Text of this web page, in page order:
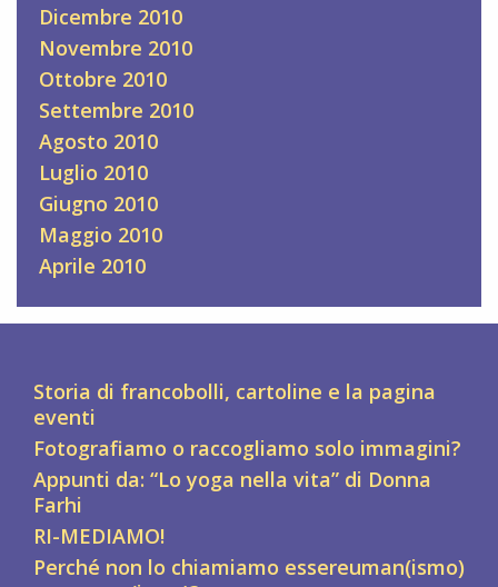
Dicembre 2010
Novembre 2010
Ottobre 2010
Settembre 2010
Agosto 2010
Luglio 2010
Giugno 2010
Maggio 2010
Aprile 2010
Storia di francobolli, cartoline e la pagina
eventi
Fotografiamo o raccogliamo solo immagini?
Appunti da: “Lo yoga nella vita” di Donna
Farhi
RI-MEDIAMO!
Perché non lo chiamiamo essereuman(ismo)